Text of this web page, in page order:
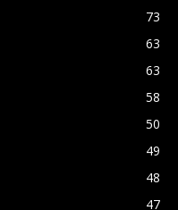
73
63
63
58
50
49
48
47